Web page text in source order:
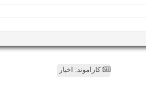
کاراموند: اخبار